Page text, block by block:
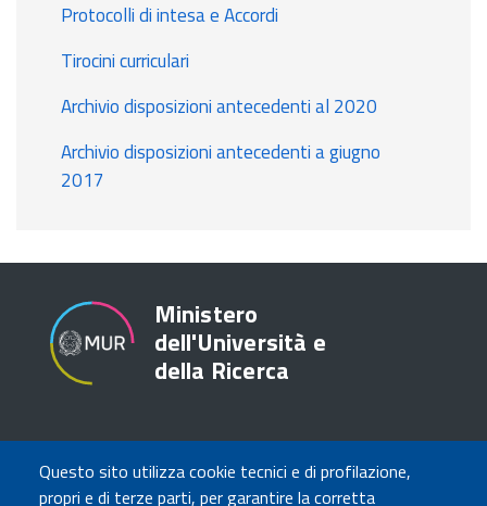
Questo sito utilizza cookie tecnici e di profilazione,
propri e di terze parti, per garantire la corretta
Protocolli di intesa e Accordi
Tirocini curriculari
Archivio disposizioni antecedenti al 2020
Archivio disposizioni antecedenti a giugno
2017
Ministero
dell'Università e
della Ricerca
TRASPARENZA
Amministrazione Trasparente